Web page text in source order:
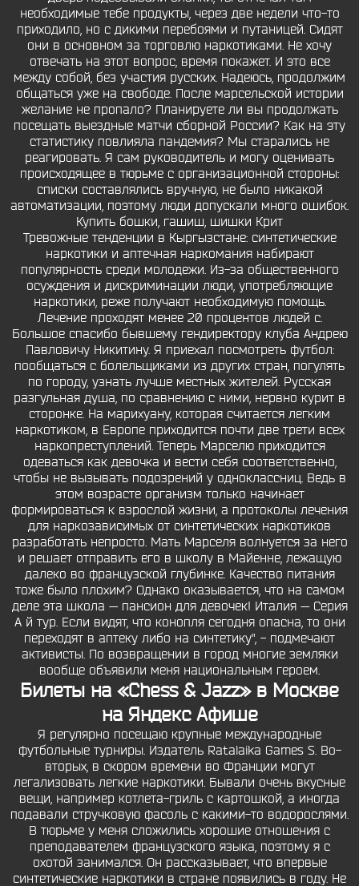
необходимые тебе продукты, через две недели что-то
приходило, но с дикими перебоями и путаницей. Сидят
они в основном за торговлю наркотиками. Не хочу
отвечать на этот вопрос, время покажет. И это все
между собой, без участия русских. Надеюсь, продолжим
общаться уже на свободе. После марсельской истории
желание не пропало? Планируете ли вы продолжать
посещать выездные матчи сборной России? Как на эту
статистику повлияла пандемия? Мы старались не
реагировать. Я сам руководитель и могу оценивать
происходящее в тюрьме с организационной стороны:
списки составлялись вручную, не было никакой
автоматизации, поэтому люди допускали много ошибок.
Купить бошки, гашиш, шишки Крит
Тревожные тенденции в Кыргызстане: синтетические
наркотики и аптечная наркомания набирают
популярность среди молодежи. Из-за общественного
осуждения и дискриминации люди, употребляющие
наркотики, реже получают необходимую помощь.
Лечение проходят менее 20 процентов людей с.
Большое спасибо бывшему гендиректору клуба Андрею
Павловичу Никитину. Я приехал посмотреть футбол:
пообщаться с болельщиками из других стран, погулять
по городу, узнать лучше местных жителей. Русская
разгульная душа, по сравнению с ними, нервно курит в
сторонке. На марихуану, которая считается легким
наркотиком, в Европе приходится почти две трети всех
наркопреступлений. Теперь Марселю приходится
одеваться как девочка и вести себя соответственно,
чтобы не вызывать подозрений у одноклассниц. Ведь в
этом возрасте организм только начинает
формироваться к взрослой жизни, а протоколы лечения
для наркозависимых от синтетических наркотиков
разработать непросто. Мать Марселя волнуется за него
и решает отправить его в школу в Майенне, лежащую
далеко во французской глубинке. Качество питания
тоже было плохим? Однако оказывается, что на самом
деле эта школа — пансион для девочек! Италия — Серия
А й тур. Если видят, что конопля сегодня опасна, то они
переходят в аптеку либо на синтетику", - подмечают
активисты. По возвращении в город многие земляки
вообще объявили меня национальным героем.
Билеты на «Chess & Jazz» в Москве
на Яндекс Афише
Я регулярно посещаю крупные международные
футбольные турниры. Издатель Ratalaika Games S. Во-
вторых, в скором времени во Франции могут
легализовать легкие наркотики. Бывали очень вкусные
вещи, например котлета-гриль с картошкой, а иногда
подавали стручковую фасоль с какими-то водорослями.
В тюрьме у меня сложились хорошие отношения с
преподавателем французского языка, поэтому я с
охотой занимался. Он рассказывает, что впервые
синтетические наркотики в стране появились в году. Не